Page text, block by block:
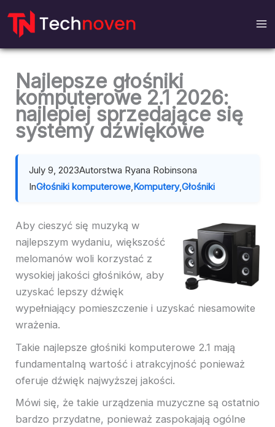
Przejdź
treści
Najlepsze głośniki
komputerowe 2.1 2026:
najlepiej sprzedające się
systemy dźwiękowe
July 9, 2023Autorstwa Ryana Robinsona
InGłośniki komputerowe,Komputery,Głośniki
Aby cieszyć się muzyką w
najlepszym wydaniu, większość
melomanów woli korzystać z
wysokiej jakości głośników, aby
uzyskać lepszy dźwięk
wypełniający pomieszczenie i uzyskać niesamowite
wrażenia.
Takie najlepsze głośniki komputerowe 2.1 mają
fundamentalną wartość i atrakcyjność ponieważ
oferuje dźwięk najwyższej jakości.
Mówi się, że takie urządzenia muzyczne są ostatnio
bardzo przydatne, ponieważ zaspokajają ogólne